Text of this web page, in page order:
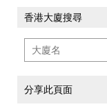
香港大廈搜尋
分享此頁面